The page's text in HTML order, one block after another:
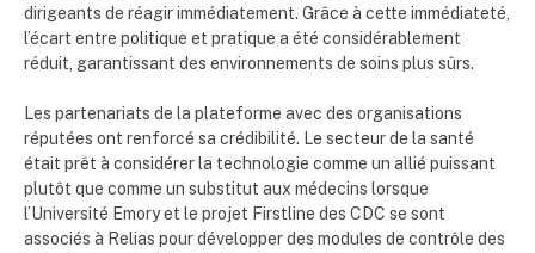
dirigeants de réagir immédiatement. Grâce à cette immédiateté,
l’écart entre politique et pratique a été considérablement
réduit, garantissant des environnements de soins plus sûrs.
Les partenariats de la plateforme avec des organisations
réputées ont renforcé sa crédibilité. Le secteur de la santé
était prêt à considérer la technologie comme un allié puissant
plutôt que comme un substitut aux médecins lorsque
l’Université Emory et le projet Firstline des CDC se sont
associés à Relias pour développer des modules de contrôle des